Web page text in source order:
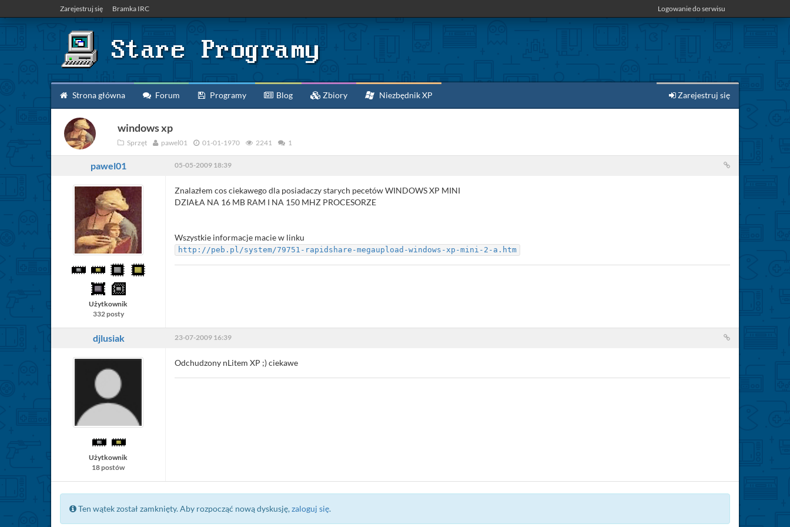
Zarejestruj się Bramka IRC Logowanie do serwisu
Strona główna Forum Programy Blog Zbiory Niezbędnik XP Zarejestruj się
windows xp
Sprzęt pawel01 01-01-1970 2241 1
pawel01 05-05-2009 18:39
Użytkownik
332 posty
Znalazłem cos ciekawego dla posiadaczy starych pecetów WINDOWS XP MINI
DZIAŁA NA 16 MB RAM I NA 150 MHZ PROCESORZE
Wszystkie informacje macie w linku
http://peb.pl/system/79751-rapidshare-megaupload-windows-xp-mini-2-a.htm
djlusiak 23-07-2009 16:39
Użytkownik
18 postów
Odchudzony nLitem XP ;) ciekawe
Ten wątek został zamknięty. Aby rozpocząć nową dyskusję,zaloguj się.